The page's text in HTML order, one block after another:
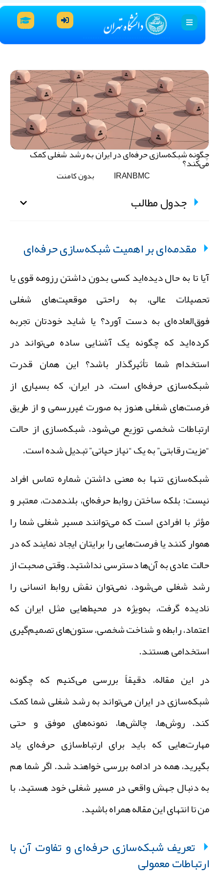
شبکه‌سازی حرفه‌ای در ایران به رشد شغلی کمک
IRANBMC بدون کامنت
جدول مطالب
مقدمه‌ای بر اهمیت شبکه‌سازی حرفه‌ای
تا به حال دیده‌اید کسی بدون داشتن رزومه قوی یا
عالی، به راحتی موقعیت‌های شغلی
به دست آورد؟ یا شاید خودتان تجربه
که چگونه یک آشنایی ساده می‌تواند در
شما تأثیرگذار باشد؟ این همان قدرت
حرفه‌ای است. در ایران، که بسیاری از
شغلی هنوز به صورت غیررسمی و از طریق
شخصی توزیع می‌شود، شبکه‌سازی از حالت
رقابتی” به یک “نیاز حیاتی” تبدیل شده است.
تنها به معنی داشتن شماره تماس افراد
بلکه ساختن روابط حرفه‌ای، بلندمدت، معتبر و
با افرادی است که می‌توانند مسیر شغلی شما را
کنند یا فرصت‌هایی را برایتان ایجاد نمایند که در
عادی به آن‌ها دسترسی نداشتید. وقتی صحبت از
شغلی می‌شود، نمی‌توان نقش روابط انسانی را
گرفت، به‌ویژه در محیط‌هایی مثل ایران که
رابطه و شناخت شخصی، ستون‌های تصمیم‌گیری
هستند.
این مقاله، دقیقاً بررسی می‌کنیم که چگونه
در ایران می‌تواند به رشد شغلی شما کمک
روش‌ها، چالش‌ها، نمونه‌های موفق و حتی
که باید برای ارتباط‌سازی حرفه‌ای یاد
همه در ادامه بررسی خواهند شد. اگر شما هم
دنبال جهش واقعی در مسیر شغلی خود هستید، با
تا انتهای این مقاله همراه باشید.
تعریف شبکه‌سازی حرفه‌ای و تفاوت آن با
معمولی